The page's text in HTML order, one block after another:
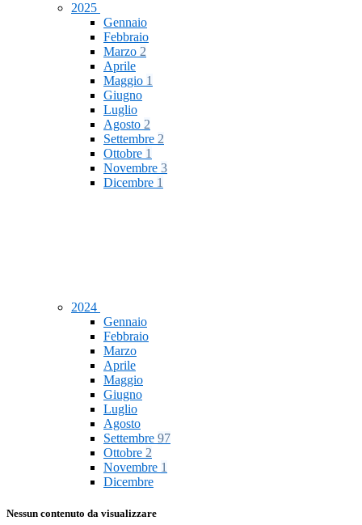
2025
Gennaio
Febbraio
Marzo 2
Aprile
Maggio 1
Giugno
Luglio
Agosto 2
Settembre 2
Ottobre 1
Novembre 3
Dicembre 1
2024
Gennaio
Febbraio
Marzo
Aprile
Maggio
Giugno
Luglio
Agosto
Settembre 97
Ottobre 2
Novembre 1
Dicembre
Nessun contenuto da visualizzare